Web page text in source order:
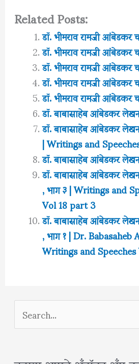
Related Posts:
डॉ. भीमराव रामजी आंबेडकर
डॉ. भीमराव रामजी आंबेडकर
डॉ. भीमराव रामजी आंबेडकर
डॉ. भीमराव रामजी आंबेडकर
डॉ. भीमराव रामजी आंबेडकर
डॉ. बाबासाहेब आंबेडकर
डॉ. बाबासाहेब आंबेडकर
| Writings and
डॉ. बाबासाहेब आंबेडकर
डॉ. बाबासाहेब आंबेडकर
, भाग ३ | Writings and
Vol 18 part 3
डॉ. बाबासाहेब आंबेडकर
, भाग १ | Dr.
Writings and
S
e